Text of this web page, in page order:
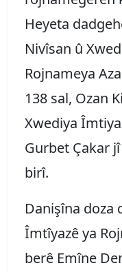
Heyeta
Nivîsan û
Rojnameya
138 sal, Ozan
Xwediya
Gurbet Çakar
birî.
Danişîna doza
Îmtîyazê ya
berê Emîne